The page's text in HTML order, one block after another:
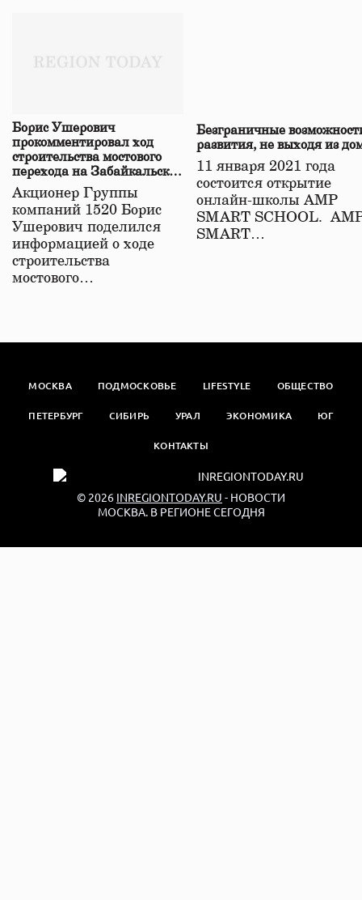
Борис Ушерович
прокомментировал ход
строительства мостового
перехода на Забайкальской
железной дороге
Акционер Группы
компаний 1520 Борис
Ушерович поделился
информацией о ходе
строительства
мостового…
Безграничные
развития, не выходя из
11 января 2021 года
состоится открытие
онлайн-школы АМР
SMART SCHOOL.
SMART…
МОСКВА ПОДМОСКОВЬЕ LIFESTYLE ОБЩЕСТВО
ПЕТЕРБУРГ СИБИРЬ УРАЛ ЭКОНОМИКА ЮГ
КОНТАКТЫ
© 2026 INREGIONTODAY.RU - НОВОСТИ
МОСКВА. В РЕГИОНЕ СЕГОДНЯ